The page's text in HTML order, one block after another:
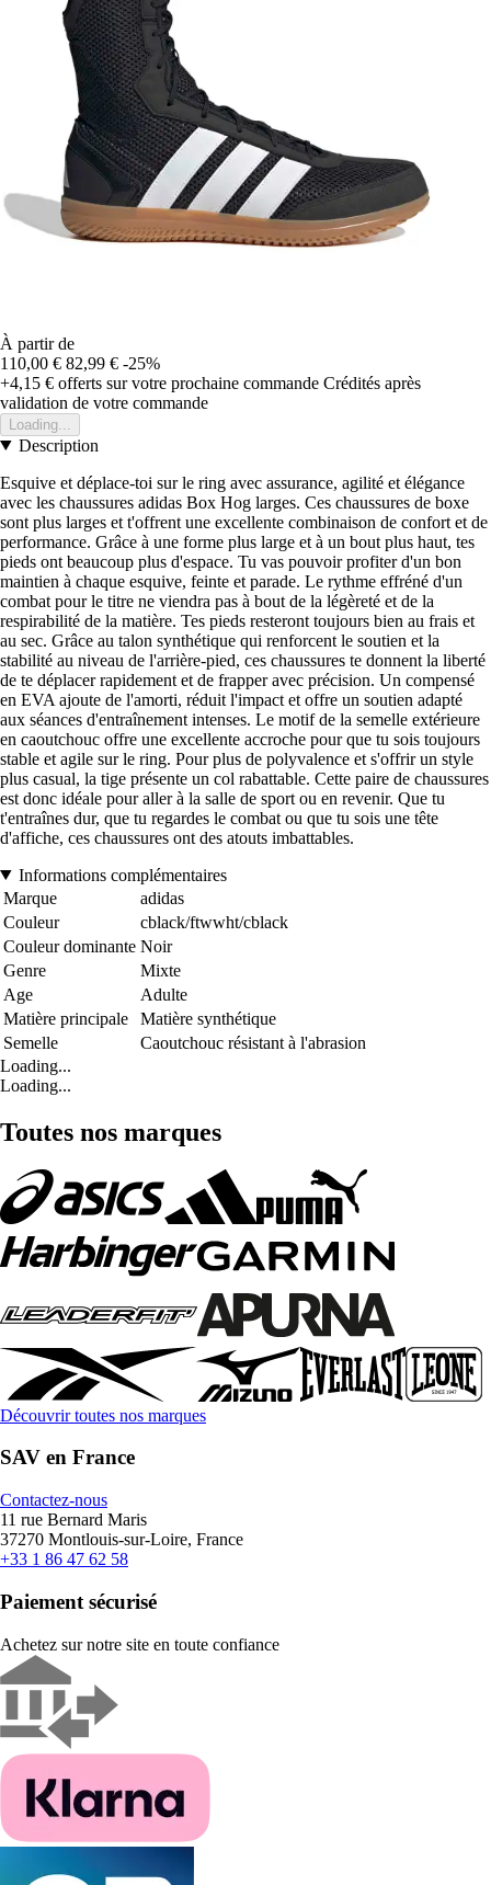
À partir de
110,00 € 82,99 € -25%
+4,15 € offerts sur votre prochaine commande Crédités après
validation de votre commande
Loading...
Description
Esquive et déplace-toi sur le ring avec assurance, agilité et élégance
avec les chaussures adidas Box Hog larges. Ces chaussures de boxe
sont plus larges et t'offrent une excellente combinaison de confort et de
performance. Grâce à une forme plus large et à un bout plus haut, tes
pieds ont beaucoup plus d'espace. Tu vas pouvoir profiter d'un bon
maintien à chaque esquive, feinte et parade. Le rythme effréné d'un
combat pour le titre ne viendra pas à bout de la légèreté et de la
respirabilité de la matière. Tes pieds resteront toujours bien au frais et
au sec. Grâce au talon synthétique qui renforcent le soutien et la
stabilité au niveau de l'arrière-pied, ces chaussures te donnent la liberté
de te déplacer rapidement et de frapper avec précision. Un compensé
en EVA ajoute de l'amorti, réduit l'impact et offre un soutien adapté
aux séances d'entraînement intenses. Le motif de la semelle extérieure
en caoutchouc offre une excellente accroche pour que tu sois toujours
stable et agile sur le ring. Pour plus de polyvalence et s'offrir un style
plus casual, la tige présente un col rabattable. Cette paire de chaussures
est donc idéale pour aller à la salle de sport ou en revenir. Que tu
t'entraînes dur, que tu regardes le combat ou que tu sois une tête
d'affiche, ces chaussures ont des atouts imbattables.
Informations complémentaires
Marque
adidas
Couleur
cblack/ftwwht/cblack
Couleur dominante Noir
Genre
Mixte
Age
Adulte
Matière principale
Matière synthétique
Semelle
Caoutchouc résistant à l'abrasion
Loading...
Loading...
Toutes nos marques
Découvrir toutes nos marques
SAV en France
Contactez-nous
11 rue Bernard Maris
37270 Montlouis-sur-Loire, France
+33 1 86 47 62 58
Paiement sécurisé
Achetez sur notre site en toute confiance